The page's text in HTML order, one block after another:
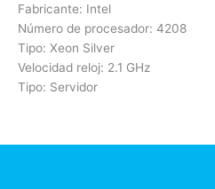
Fabricante: Intel
Número de procesador: 4208
Tipo: Xeon Silver
Velocidad reloj: 2.1 GHz
Tipo: Servidor